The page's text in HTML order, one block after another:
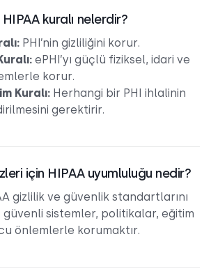
kuralı nelerdir?
PHI’nin gizliliğini korur.
ePHI’yı güçlü fiziksel, idari ve
korur.
Kuralı: Herhangi bir PHI ihlalinin
gerektirir.
için HIPAA uyumluluğu nedir?
gizlilik ve güvenlik standartlarını
güvenli sistemler, politikalar, eğitim
önlemlerle korumaktır.